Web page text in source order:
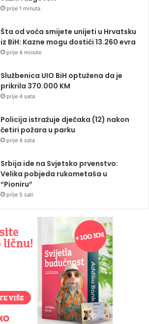
prije 1 minuta
Šta od voća smijete unijeti u Hrvatsku
iz BiH: Kazne mogu dostići 13.260 evra
prije 4 minute
Službenica UIO BiH optužena da je
prikrila 370.000 KM
prije 4 sata
Policija istražuje dječaka (12) nakon
četiri požara u parku
prije 4 sata
Srbija ide na Svjetsko prvenstvo:
Velika pobjeda rukometaša u
“Pioniru”
prije 5 sati